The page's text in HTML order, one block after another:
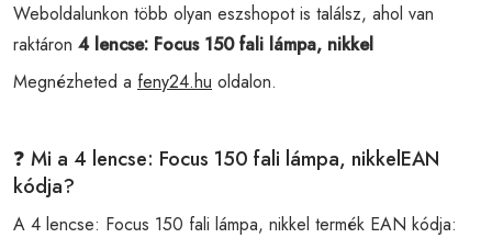
Weboldalunkon több olyan eszshopot is találsz, ahol van
raktáron 4 lencse: Focus 150 fali lámpa, nikkel
Megnézheted a feny24.hu oldalon.
❓ Mi a 4 lencse: Focus 150 fali lámpa, nikkelEAN
kódja?
A 4 lencse: Focus 150 fali lámpa, nikkel termék EAN kódja: